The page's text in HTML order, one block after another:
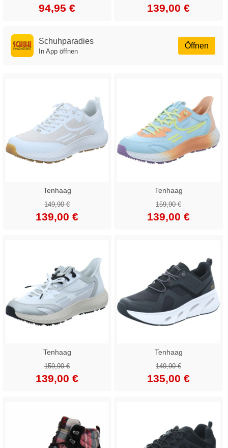
94,95 € 139,00 €
Öffnen
Schuhparadies
In App öffnen
Tenhaag
149,90 €
139,00 €
Tenhaag
159,90 €
139,00 €
Tenhaag
159,90 €
139,00 €
Tenhaag
149,90 €
135,00 €